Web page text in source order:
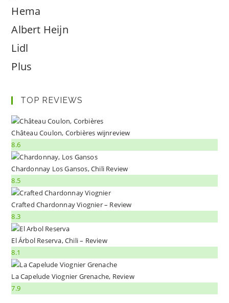
Hema
Albert Heijn
Lidl
Plus
TOP REVIEWS
Château Coulon, Corbières wijnreview
8.6
Chardonnay Los Gansos, Chili Review
8.5
Crafted Chardonnay Viognier – Review
8.3
El Árbol Reserva, Chili – Review
8.1
La Capelude Viognier Grenache, Review
7.9